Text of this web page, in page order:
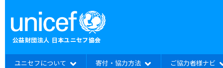
ユニセフについて 寄付・協力方法 ご協力者様ナビ